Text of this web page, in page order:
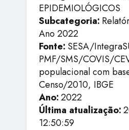
EPIDEMIOLÓGICOS
Subcategoria:
Ano 2022
Fonte: SESA/
PMF/SMS/COVIS/
populacional com
Censo/2010, IBGE
Ano:2022
Última atualização:
12:50:59